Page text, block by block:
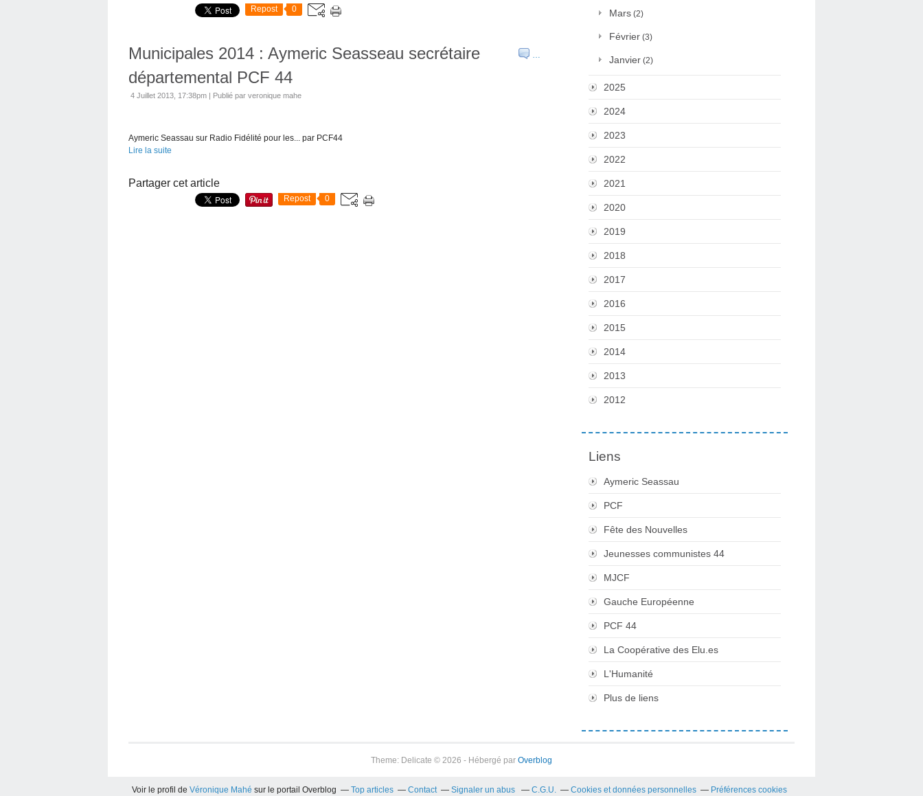
Repost 0
…
Municipales 2014 : Aymeric Seasseau secrétaire
départemental PCF 44
4 Juillet 2013, 17:38pm | Publié par veronique mahe
Aymeric Seassau sur Radio Fidélité pour les... par PCF44
Lire la suite
Partager cet article
Repost 0
Mars (2)
Février (3)
Janvier (2)
2025
2024
2023
2022
2021
2020
2019
2018
2017
2016
2015
2014
2013
2012
Liens
Aymeric Seassau
PCF
Fête des Nouvelles
Jeunesses communistes 44
MJCF
Gauche Européenne
PCF 44
La Coopérative des Elu.es
L'Humanité
Plus de liens
Theme: Delicate © 2026 - Hébergé par Overblog
Voir le profil de Véronique Mahé sur le portail Overblog Top articles Contact Signaler un abus C.G.U. Cookies et données personnelles Préférences cookies